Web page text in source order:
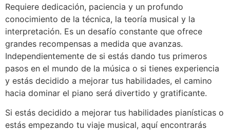
Requiere dedicación, paciencia y un profundo
conocimiento de la técnica, la teoría musical y la
interpretación. Es un desafío constante que ofrece
grandes recompensas a medida que avanzas.
Independientemente de si estás dando tus primeros
pasos en el mundo de la música o si tienes experiencia
y estás decidido a mejorar tus habilidades, el camino
hacia dominar el piano será divertido y gratificante.
Si estás decidido a mejorar tus habilidades pianísticas o
estás empezando tu viaje musical, aquí encontrarás